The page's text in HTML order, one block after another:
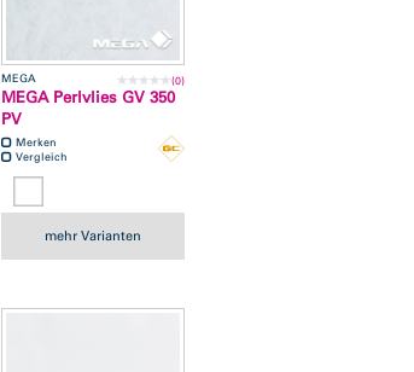
MEGA (0)
MEGA Perlvlies GV 350
PV
Merken
Vergleich
mehr Varianten